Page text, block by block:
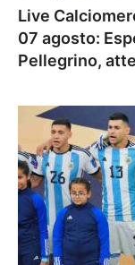
Live
07 agosto:
Pellegrino,